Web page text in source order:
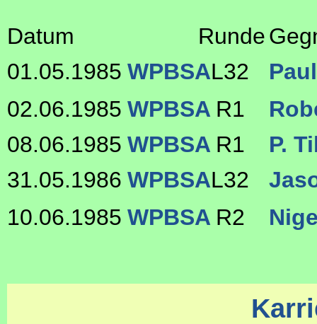
Datum Runde
01.05.1985 WPBSAL32
02.06.1985 WPBSA R1
08.06.1985 WPBSA R1
P.
31.05.1986 WPBSAL32
10.06.1985 WPBSA R2